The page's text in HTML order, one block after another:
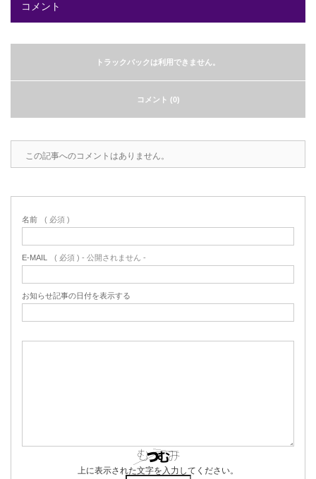
コメント
トラックバックは利用できません。
コメント (0)
この記事へのコメントはありません。
名前 ( 必須 )
E-MAIL ( 必須 ) - 公開されません -
お知らせ記事の日付を表示する
上に表示された文字を入力してください。